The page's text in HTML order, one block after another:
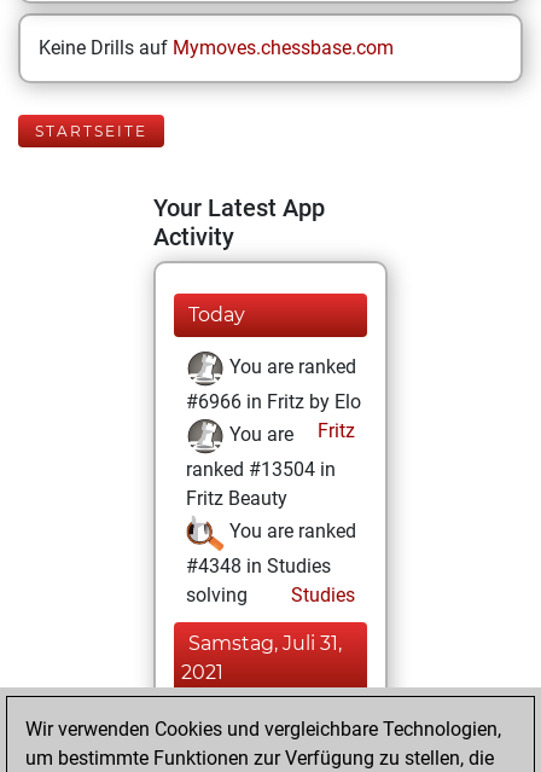
Keine Drills auf Mymoves.chessbase.com
STARTSEITE
Your Latest App
Activity
Today
You are ranked
#6966 in Fritz by Elo
Fritz
You are
ranked #13504 in
Fritz Beauty
You are ranked
#4348 in Studies
solving
Studies
Samstag, Juli 31,
2021
You won
against Fritz
Fritz
Wir verwenden Cookies und vergleichbare Technologien,
um bestimmte Funktionen zur Verfügung zu stellen, die